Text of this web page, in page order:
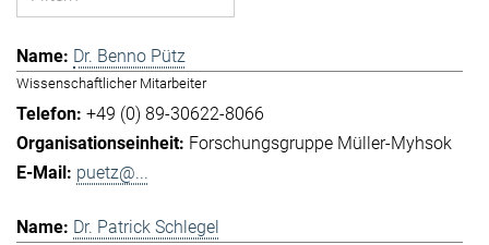
Dr. Benno Pütz
Wissenschaftlicher Mitarbeiter
+49 (0) 89-30622-8066
Forschungsgruppe Müller-Myhsok
puetz@...
Dr. Patrick Schlegel